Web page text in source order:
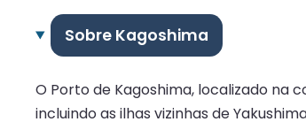
Sobre Kagoshima
O Porto de Kagoshima, localizado na
incluindo as ilhas vizinhas de